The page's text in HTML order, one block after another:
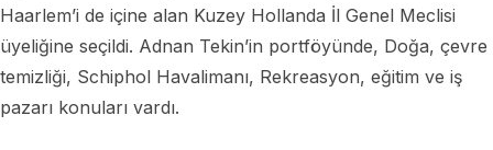
Haarlem’i de içine alan Kuzey Hollanda İl Genel Meclisi
üyeliğine seçildi. Adnan Tekin’in portföyünde, Doğa, çevre
temizliği, Schiphol Havalimanı, Rekreasyon, eğitim ve iş
pazarı konuları vardı.